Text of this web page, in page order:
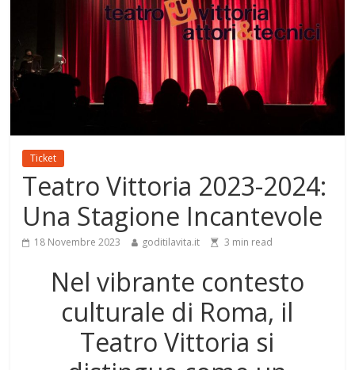
Ticket
Teatro Vittoria 2023-2024:
Una Stagione Incantevole
18 Novembre 2023 goditilavita.it 3 min read
Nel vibrante contesto
culturale di Roma, il
Teatro Vittoria si